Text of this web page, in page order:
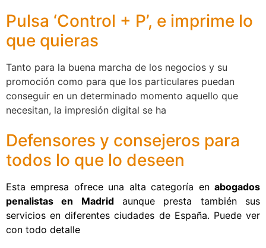
Pulsa ‘Control + P’, e imprime lo
que quieras
Tanto para la buena marcha de los negocios y su
promoción como para que los particulares puedan
conseguir en un determinado momento aquello que
necesitan, la impresión digital se ha
Defensores y consejeros para
todos lo que lo deseen
Esta empresa ofrece una alta categoría en abogados
penalistas en Madridaunque presta también sus
servicios en diferentes ciudades de España. Puede ver
con todo detalle